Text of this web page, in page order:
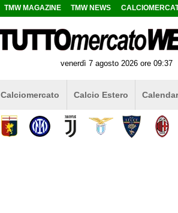
TMW MAGAZINE TMW NEWS
venerdì 7 agosto 2026 ore 09:37
Calciomercato Calcio Estero